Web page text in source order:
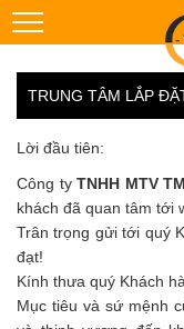
TRUNG TÂM LẮP
Lời đầu tiên:
Công ty TNHH MTV
khách đã quan tâm tới
Trân trọng gửi tới quý
đạt!
Kính thưa quý Khách
Mục tiêu và sứ mệnh